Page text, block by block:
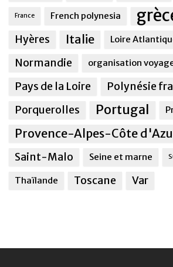
France French polynesia
Hyères Italie Loire
Normandie organisation
Pays de la Loire
Polynésie
Porquerolles
Portugal
Provence-Alpes-Côte
Saint-Malo Seine et marne
Thaïlande Toscane Var